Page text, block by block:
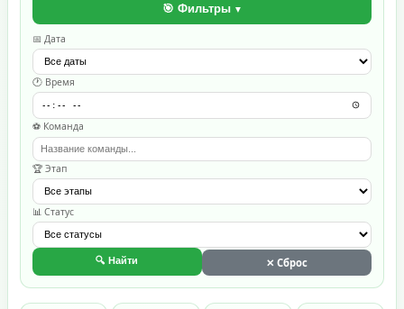
🎯 Фильтры
📅 Дата
🕐 Время
⚽ Команда
🏆 Этап
📊 Статус
🔍 Найти ✕ Сброс